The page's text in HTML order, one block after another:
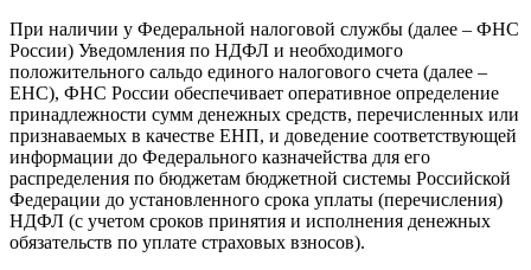
При наличии у Федеральной налоговой службы (далее – ФНС
России) Уведомления по НДФЛ и необходимого
положительного сальдо единого налогового счета (далее –
ЕНС), ФНС России обеспечивает оперативное определение
принадлежности сумм денежных средств, перечисленных или
признаваемых в качестве ЕНП, и доведение соответствующей
информации до Федерального казначейства для его
распределения по бюджетам бюджетной системы Российской
Федерации до установленного срока уплаты (перечисления)
НДФЛ (с учетом сроков принятия и исполнения денежных
обязательств по уплате страховых взносов).